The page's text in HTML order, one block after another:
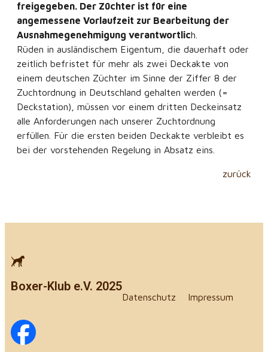
zurück
freigegeben. Der Züchter ist für eine
angemessene Vorlaufzeit zur Bearbeitung der
Ausnahmegenehmigung verantwortlich.
Rüden in ausländischem Eigentum, die dauerhaft oder
zeitlich befristet für mehr als zwei Deckakte von
einem deutschen Züchter im Sinne der Ziffer 8 der
Zuchtordnung in Deutschland gehalten werden (=
Deckstation), müssen vor einem dritten Deckeinsatz
alle Anforderungen nach unserer Zuchtordnung
erfüllen. Für die ersten beiden Deckakte verbleibt es
bei der vorstehenden Regelung in Absatz eins.
Boxer-Klub e.V. 2025
Datenschutz Impressum